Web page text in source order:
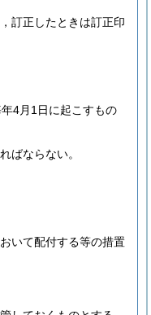
訂正したときは訂正印
4月1日に起こすもの
ばならない。
いて配付する等の措置